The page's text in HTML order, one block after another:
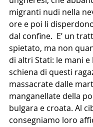
migranti nudi nella
ore e poi li
dal confine.  E’ un
spietato, ma non
di altri Stati: le mani e
schiena di questi
massacrate dalle
manganellate della
bulgara e croata. Al
consegniamo loro